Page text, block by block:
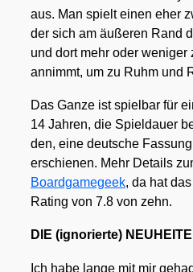
aus. Man spielt einen eher
der sich am äuße­ren Rand
und dort mehr oder weni­ger
annimmt, um zu Ruhm und
Das Gan­ze ist spiel­bar für
14 Jah­ren, die Spiel­dau­er
den, eine deut­sche
erschie­nen. Mehr Details
Board­ga­me­ge­ek, da hat
Rating von 7.8 von zehn.
DIE (igno­rier­te)
Ich habe lan­ge mit mir